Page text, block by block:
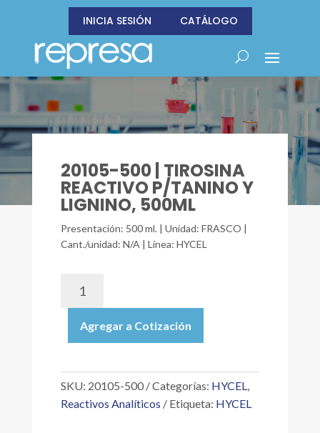
INICIA SESIÓN CATÁLOGO
20105-500 | TIROSINA
REACTIVO P/TANINO Y
LIGNINO, 500ML
Presentación: 500 ml. | Unidad: FRASCO |
Cant./unidad: N/A | Línea: HYCEL
TIROSINA
REACTIVO
Y
500ML
Agregar a Cotización
SKU: 20105-500 Categorías: HYCEL,
Reactivos Analíticos
Etiqueta: HYCEL